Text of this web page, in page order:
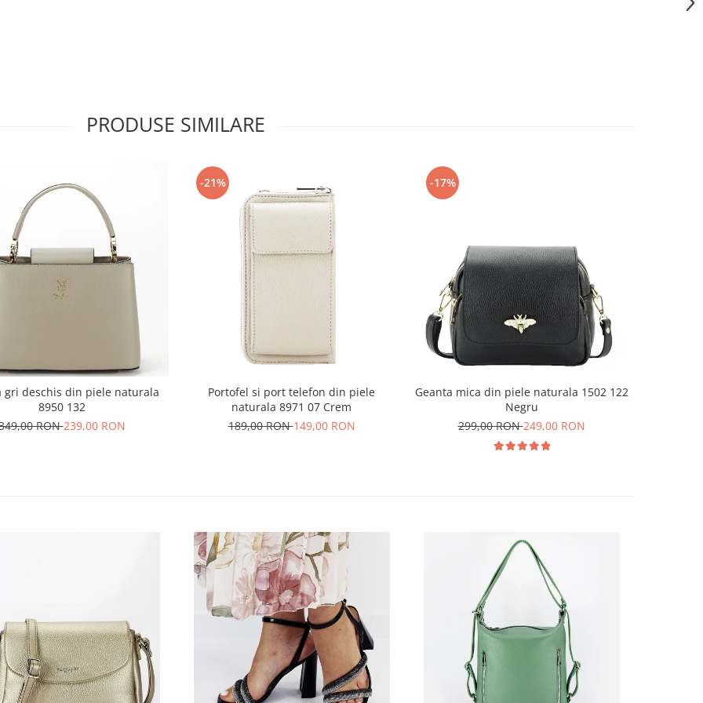
PRODUSE SIMILARE
gri deschis din piele naturala
8950 132
RON239,00 RON
-21%
Portofel si port telefon din piele
naturala 8971 07 Crem
189,00 RON149,00 RON
-17%
Geanta mica din piele naturala 1502 122
Negru
299,00 RON249,00 RON